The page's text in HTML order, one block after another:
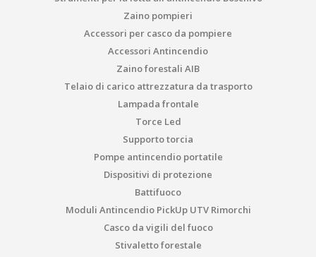
Zaino pompieri
Accessori per casco da pompiere
Accessori Antincendio
Zaino forestali AIB
Telaio di carico attrezzatura da trasporto
Lampada frontale
Torce Led
Supporto torcia
Pompe antincendio portatile
Dispositivi di protezione
Battifuoco
Moduli Antincendio PickUp UTV Rimorchi
Casco da vigili del fuoco
Stivaletto forestale